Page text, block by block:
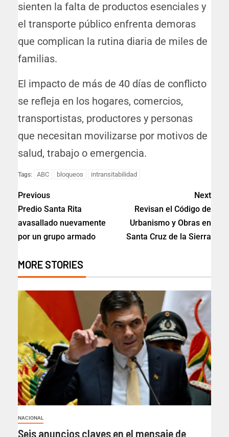
sienten la falta de productos esenciales y
el transporte público enfrenta demoras
que complican la rutina diaria de miles de
familias.
El impacto de más de 40 días de conflicto
se refleja en los hogares, comercios,
transportistas, productores y personas
que necesitan movilizarse por motivos de
salud, trabajo o emergencia.
Tags: ABC bloqueos intransitabilidad
Previous
Predio Santa Rita
avasallado nuevamente
por un grupo armado
Next
Revisan el Código de
Urbanismo y Obras en
Santa Cruz de la Sierra
MORE STORIES
NACIONAL
Seis anuncios claves en el mensaje de